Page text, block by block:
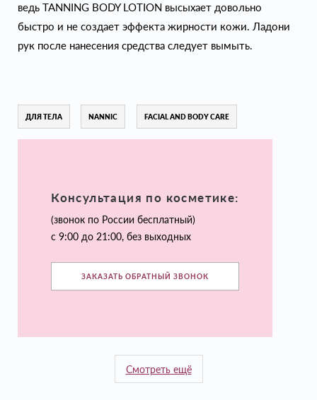
ведь TANNING BODY LOTION высыхает довольно
быстро и не создает эффекта жирности кожи. Ладони
рук после нанесения средства следует вымыть.
ДЛЯ ТЕЛА NANNIC FACIAL AND BODY CARE
Консультация по косметике:
(звонок по России бесплатный)
с 9:00 до 21:00, без выходных
ЗАКАЗАТЬ ОБРАТНЫЙ ЗВОНОК
Смотреть ещё